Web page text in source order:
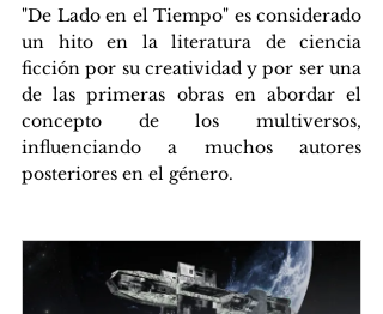
"De Lado en el Tiempo" es considerado
un hito en la literatura de ciencia
ficción por su creatividad y por ser una
de las primeras obras en abordar el
concepto de los multiversos,
influenciando a muchos autores
posteriores en el género.